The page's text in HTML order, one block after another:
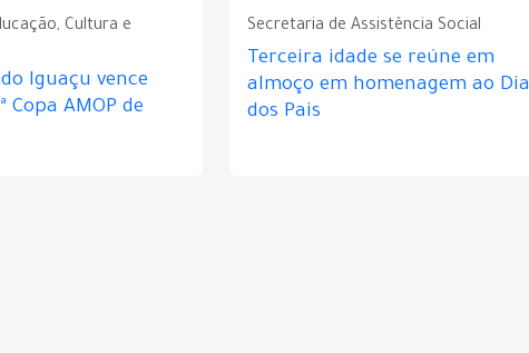
Cultura e
Iguaçu vence
Copa AMOP de
Secretaria de Assistência Social
Terceira idade se reúne em
almoço em homenagem ao Dia
dos Pais